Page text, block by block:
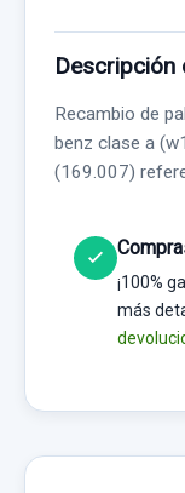
Descripción
Recambio de
benz clase a
(169.007)
¡100%
más